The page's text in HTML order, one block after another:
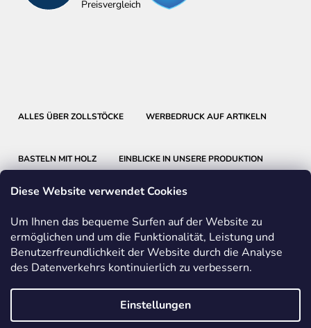
Diese Website verwendet Cookies
Um Ihnen das bequeme Surfen auf der Website zu
ermöglichen und um die Funktionalität, Leistung und
Benutzerfreundlichkeit der Website durch die Analyse
des Datenverkehrs kontinuierlich zu verbessern.
Einstellungen
ALLES ÜBER ZOLLSTÖCKE WERBEDRUCK AUF ARTIKELN
BASTELN MIT HOLZ EINBLICKE IN UNSERE PRODUKTION
METRIE BMI
FABER-CASTELL
FRIEDRICH RICHTER MESSWERKZEUGE
Vom Vertrag zurücktreten